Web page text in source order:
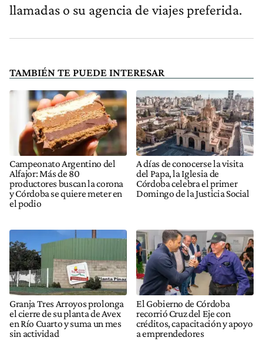
llamadas o su agencia de viajes preferida.
TAMBIÉN TE PUEDE INTERESAR
Campeonato Argentino del
Alfajor: Más de 80
productores buscan la corona
y Córdoba se quiere meter en
el podio
A días de conocerse la visita
del Papa, la Iglesia de
Córdoba celebra el primer
Domingo de la Justicia Social
Granja Tres Arroyos prolonga
el cierre de su planta de Avex
en Río Cuarto y suma un mes
sin actividad
El Gobierno de Córdoba
recorrió Cruz del Eje con
créditos, capacitación y apoyo
a emprendedores